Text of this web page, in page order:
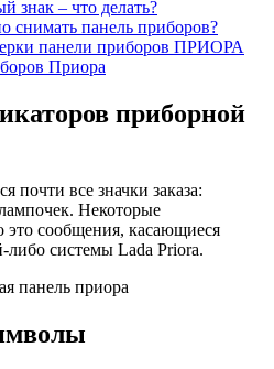
знак – что делать?
снимать панель приборов?
панели приборов ПРИОРА
Приора
приборной
почти все значки заказа:
Некоторые
это сообщения, касающиеся
либо системы Lada Priora.